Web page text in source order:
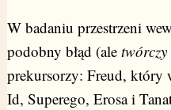
W badaniu przestrzeni
podobny błąd (ale twórczy
prekursorzy: Freud, który
Id, Superego, Erosa i